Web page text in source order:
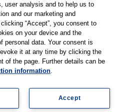
Datenschutz Kontakt AGB
user analysis and to help us to
and our marketing and
“Accept”, you consent to
on your device and the
personal data. Your consent is
it at any time by clicking the
of the page. Further details can be
information.
Accept